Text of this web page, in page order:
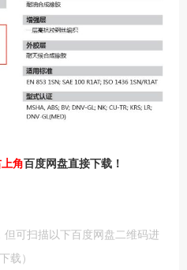
角百度网盘直接下载！
但可扫描以下百度网盘二维码进
载）